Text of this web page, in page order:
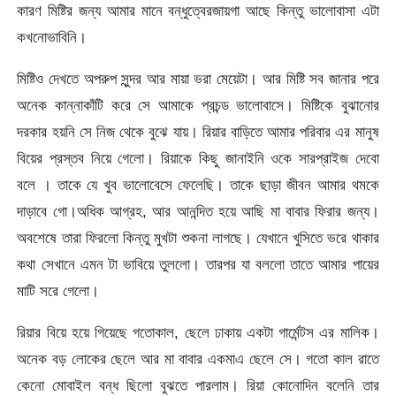
কারণ মিষ্টির জন্য আমার মানে বন্ধুত্বেরজায়গা আছে কিন্তু ভালোবাসা এটা
কখনোভাবিনি।
মিষ্টিও দেখতে অপরুপ সুন্দর আর মায়া ভরা মেয়েটা। আর মিষ্টি সব জানার পরে
অনেক কান্নাকাঁটি করে সে আমাকে প্রচন্ড ভালোবাসে। মিষ্টিকে বুঝানোর
দরকার হয়নি সে নিজ থেকে বুঝে যায়। রিয়ার বাড়িতে আমার পরিবার এর মানুষ
বিয়ের প্রস্তব নিয়ে গেলো। রিয়াকে কিছু জানাইনি ওকে সারপ্রাইজ দেবো
বলে । তাকে যে খুব ভালোবেসে ফেলেছি। তাকে ছাড়া জীবন আমার থমকে
দাড়াবে গো।অধিক আগ্রহ, আর আনন্দিত হয়ে আছি মা বাবার ফিরার জন্য।
অবশেষে তারা ফিরলো কিন্তু মুখটা শুকনা লাগছে। যেখানে খুসিতে ভরে থাকার
কথা সেখানে এমন টা ভাবিয়ে তুললো। তারপর যা বললো তাতে আমার পায়ের
মাটি সরে গেলো।
রিয়ার বিয়ে হয়ে গিয়েছে গতোকাল, ছেলে ঢাকায় একটা গার্মেন্টস এর মালিক।
অনেক বড় লোকের ছেলে আর মা বাবার একমাএ ছেলে সে। গতো কাল রাতে
কেনো মোবাইল বন্ধ ছিলো বুঝতে পারলাম। রিয়া কোনোদিন বলেনি তার